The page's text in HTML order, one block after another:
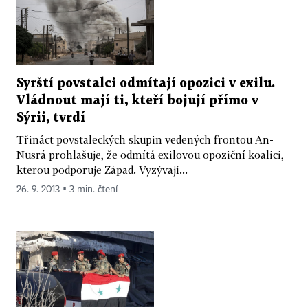
Syrští povstalci odmítají opozici v exilu.
Vládnout mají ti, kteří bojují přímo v
Sýrii, tvrdí
Třináct povstaleckých skupin vedených frontou An-
Nusrá prohlašuje, že odmítá exilovou opoziční koalici,
kterou podporuje Západ. Vyzývají...
26. 9. 2013 ▪ 3 min. čtení